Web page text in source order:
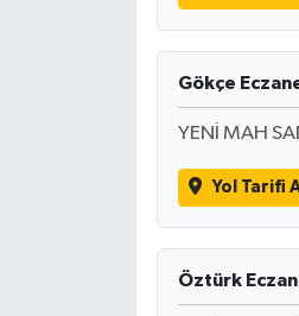
Gökçe
YENİ MAH
Yol Tarifi
Öztürk